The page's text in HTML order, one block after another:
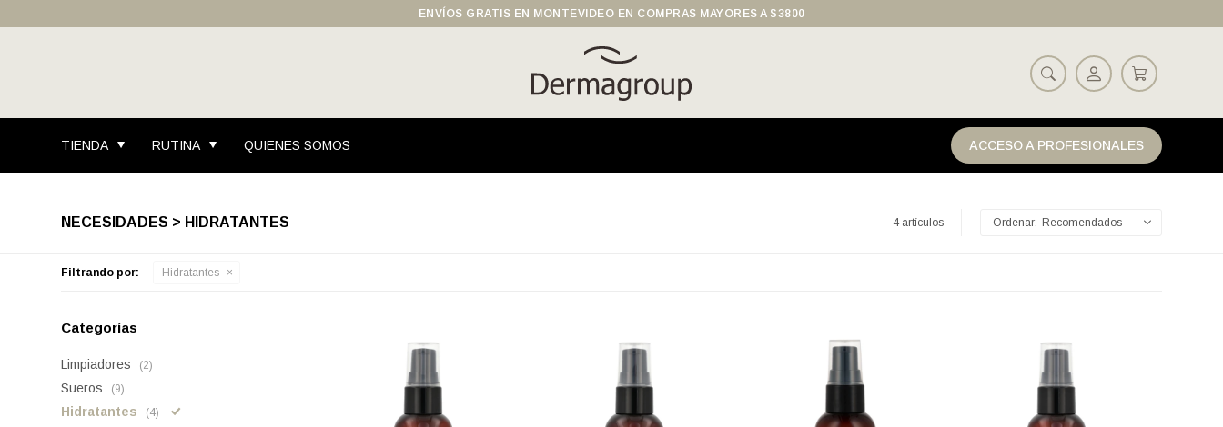
TIENDA RUTINA QUIENES SOMOS ACCESO A PROFESIONALES
ENVÍOS GRATIS EN MONTEVIDEO EN COMPRAS MAYORES A $3800
NECESIDADES > HIDRATANTES 4 artículos Recomendados
Filtrando por: Hidratantes
Categorías
Limpiadores (2)
Sueros (9)
Hidratantes (4)